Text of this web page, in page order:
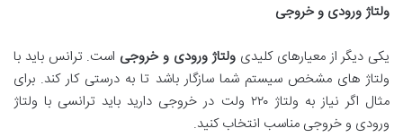
ولتاژ ورودی و خروجی
یکی دیگر از معیارهای کلیدی ولتاژ ورودی و خروجی است. ترانس باید با
ولتاژ های مشخص سیستم شما سازگار باشد تا به درستی کار کند. برای
مثال اگر نیاز به ولتاژ ۲۲۰ ولت در خروجی دارید باید ترانسی با ولتاژ
ورودی و خروجی مناسب انتخاب کنید.